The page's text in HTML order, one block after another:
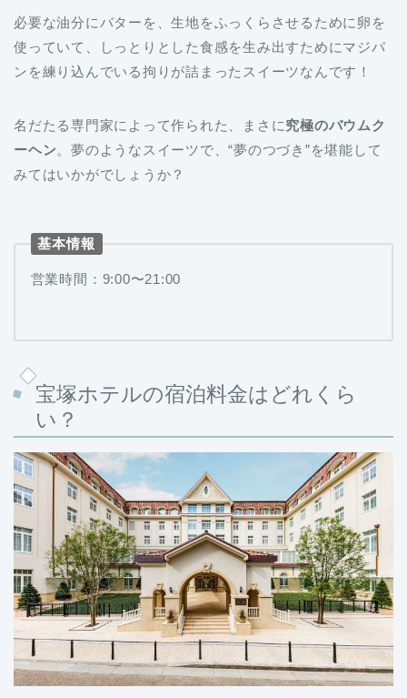
必要な油分にバターを、生地をふっくらさせるために卵を
使っていて、しっとりとした食感を生み出すためにマジパ
ンを練り込んでいる拘りが詰まったスイーツなんです！
名だたる専門家によって作られた、まさに究極のバウムク
ーヘン。夢のようなスイーツで、“夢のつづき”を堪能して
みてはいかがでしょうか？
基本情報
営業時間：9:00〜21:00
宝塚ホテルの宿泊料金はどれくら
い？